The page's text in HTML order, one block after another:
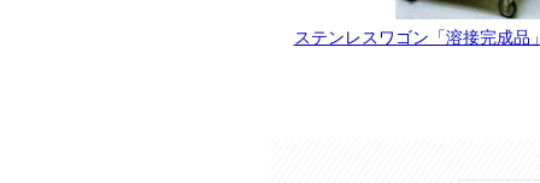
ステンレスワゴン「溶接完成品